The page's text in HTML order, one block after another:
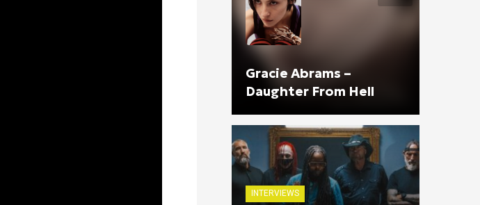
Gracie Abrams –
Daughter From Hell
INTERVIEWS